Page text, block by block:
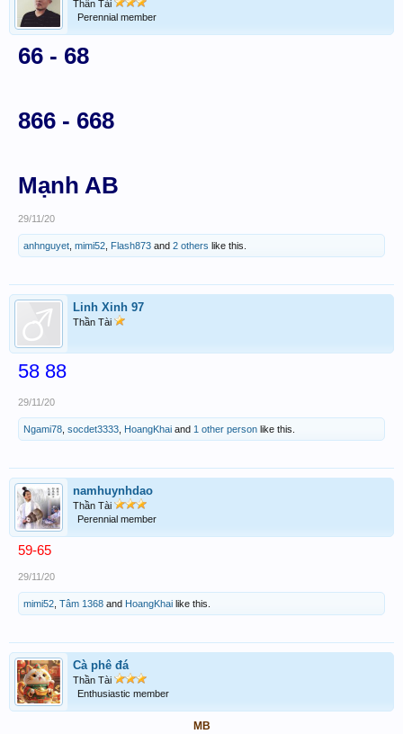
Thần Tài
Perennial member
66 - 68
866 - 668
Mạnh AB
29/11/20
anhnguyet mimi52 Flash873 and 2 others like this.
Linh Xinh 97
Thần Tài
58 88
29/11/20
Ngami78 socdet3333 HoangKhai and 1 other person like this.
namhuynhdao
Thần Tài
Perennial member
59-65
29/11/20
mimi52 Tâm 1368 and HoangKhai like this.
Cà phê đá
Thần Tài
Enthusiastic member
MB